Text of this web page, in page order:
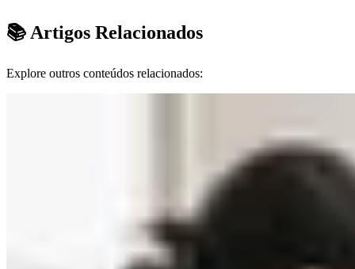
📚 Artigos Relacionados
Explore outros conteúdos relacionados: